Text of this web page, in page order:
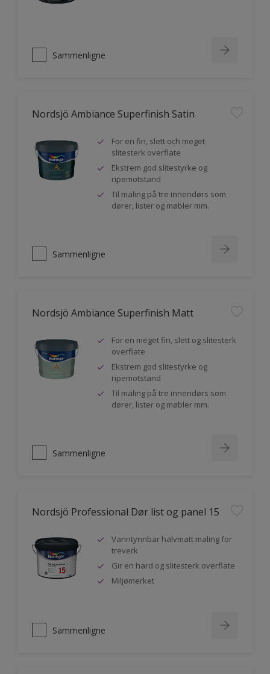
Sammenligne
Nordsjö Ambiance Superfinish Satin
For en fin, slett och meget
slitesterk overflate
Ekstrem god slitestyrke og
ripemotstand
Til maling på tre innendørs som
dører, lister og møbler mm.
Sammenligne
Nordsjö Ambiance Superfinish Matt
For en meget fin, slett og slitesterk
overflate
Ekstrem god slitestyrke og
ripemotstand
Til maling på tre innendørs som
dører, lister og møbler mm.
Sammenligne
Nordsjö Professional Dør list og panel 15
Vanntynnbar halvmatt maling for
treverk
Gir en hard og slitesterk overflate
Miljømerket
Sammenligne